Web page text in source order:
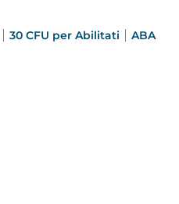
30 CFU per Abilitati ABA